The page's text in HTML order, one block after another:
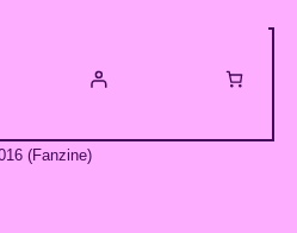
(Fanzine)